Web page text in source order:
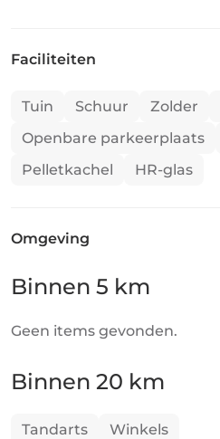
Faciliteiten
Tuin Schuur Zolder
Openbare parkeerplaats
Pelletkachel
HR-glas
Omgeving
Binnen 5 km
Geen items gevonden.
Binnen 20 km
Tandarts Winkels